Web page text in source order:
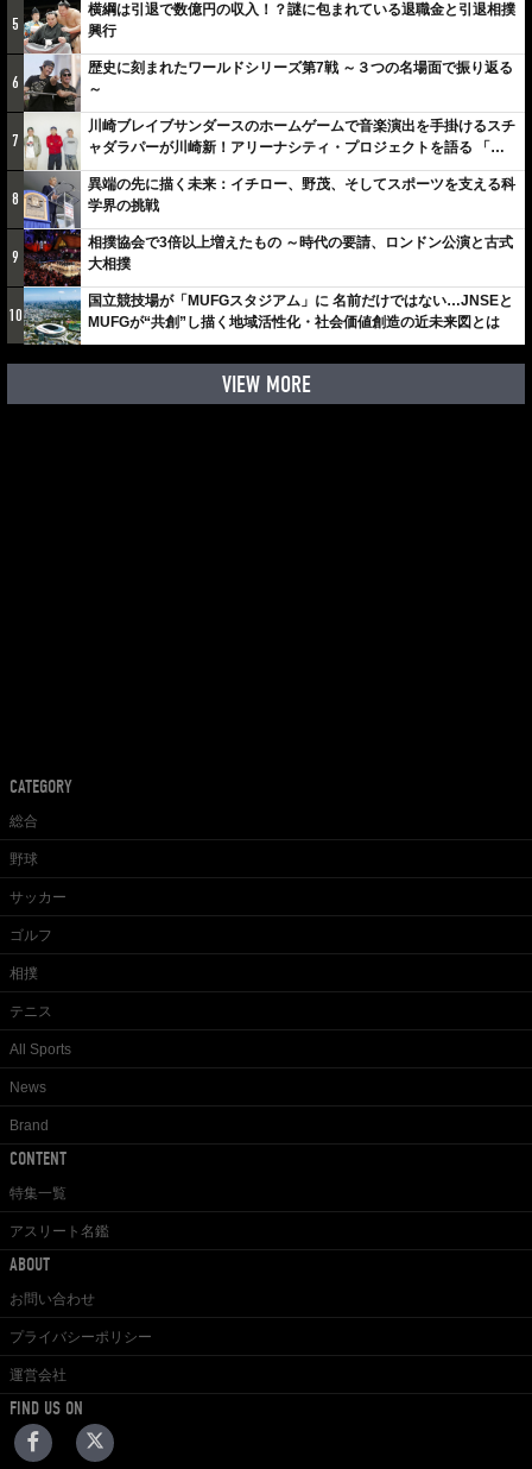
5
横綱は引退で数億円の収入！？謎に包まれている退職金と引退相撲
興行
6
歴史に刻まれたワールドシリーズ第7戦 ～３つの名場面で振り返る
～
7
川崎ブレイブサンダースのホームゲームで音楽演出を手掛けるスチ
ャダラパーが川崎新！アリーナシティ・プロジェクトを語る 「楽
しみでしかないでしょ。川崎は、ずっと成長曲線だから」
8
異端の先に描く未来：イチロー、野茂、そしてスポーツを支える科
学界の挑戦
9
相撲協会で3倍以上増えたもの ～時代の要請、ロンドン公演と古式
大相撲
10
国立競技場が「MUFGスタジアム」に 名前だけではない…JNSEと
MUFGが“共創”し描く地域活性化・社会価値創造の近未来図とは
VIEW MORE
CATEGORY
総合
野球
サッカー
ゴルフ
相撲
テニス
All Sports
News
Brand
CONTENT
特集一覧
アスリート名鑑
ABOUT
お問い合わせ
プライバシーポリシー
運営会社
FIND US ON